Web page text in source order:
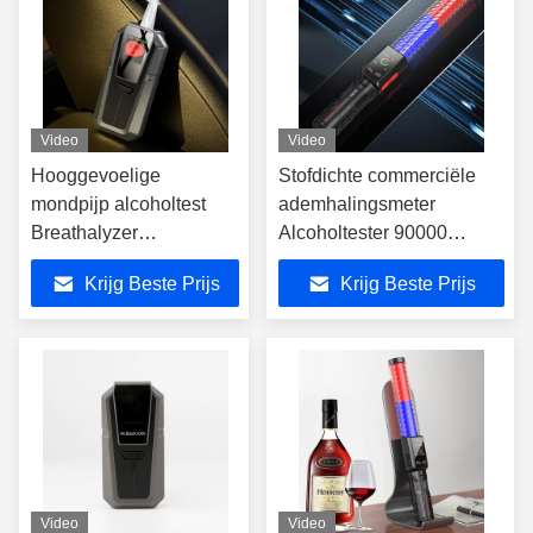
Video
Hooggevoelige
mondpijp alcoholtest
Breathalyzer
detectiebereik 0,00-400
mg/100 mlKrijg Beste Prijs
Video
Stofdichte commerciële
ademhalingsmeter
Alcoholtester 90000
Testrecords BJL1
Krijg Beste Prijs
Video Video